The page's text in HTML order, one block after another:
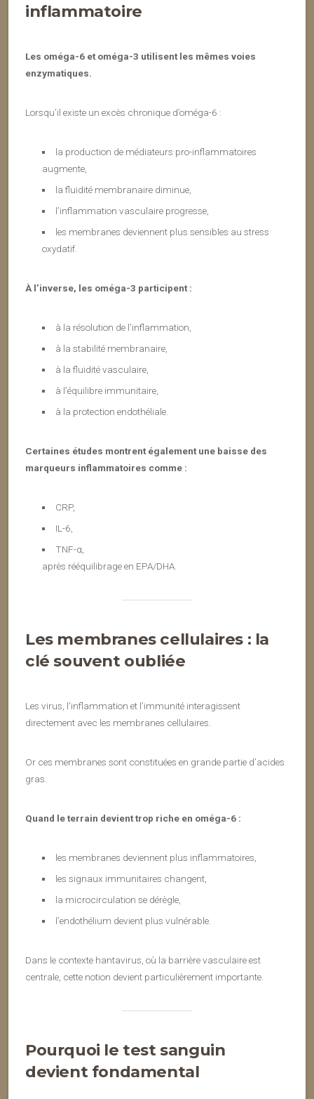
inflammatoire
Les oméga-6 et oméga-3 utilisent les mêmes voies
enzymatiques.
Lorsqu’il existe un excès chronique d’oméga-6 :
la production de médiateurs pro-inflammatoires
augmente,
la fluidité membranaire diminue,
l’inflammation vasculaire progresse,
les membranes deviennent plus sensibles au stress
oxydatif.
À l’inverse, les oméga-3 participent :
à la résolution de l’inflammation,
à la stabilité membranaire,
à la fluidité vasculaire,
à l’équilibre immunitaire,
à la protection endothéliale.
Certaines études montrent également une baisse des
marqueurs inflammatoires comme :
CRP,
IL-6,
TNF-α,
après rééquilibrage en EPA/DHA.
Les membranes cellulaires : la
clé souvent oubliée
Les virus, l’inflammation et l’immunité interagissent
directement avec les membranes cellulaires.
Or ces membranes sont constituées en grande partie d’acides
gras.
Quand le terrain devient trop riche en oméga-6 :
les membranes deviennent plus inflammatoires,
les signaux immunitaires changent,
la microcirculation se dérègle,
l’endothélium devient plus vulnérable.
Dans le contexte hantavirus, où la barrière vasculaire est
centrale, cette notion devient particulièrement importante.
Pourquoi le test sanguin
devient fondamental